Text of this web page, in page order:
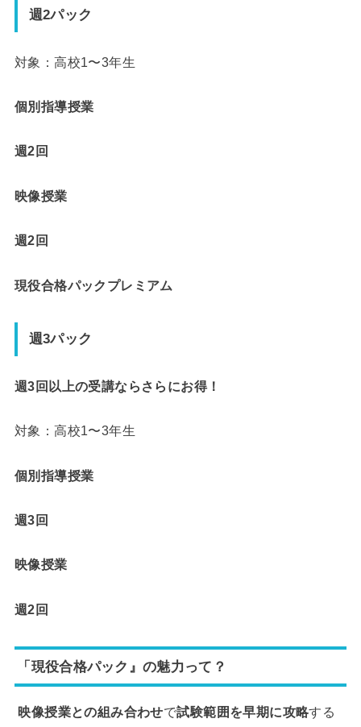
週2パック
対象：高校1〜3年生
個別指導授業
週2回
映像授業
週2回
現役合格パックプレミアム
週3パック
週3回以上の受講ならさらにお得！
対象：高校1〜3年生
個別指導授業
週3回
映像授業
週2回
「現役合格パック』の魅力って？
映像授業との組み合わせで試験範囲を早期に攻略する